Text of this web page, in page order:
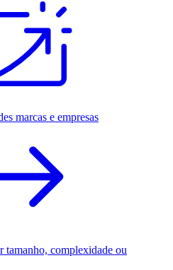
marcas e empresas
tamanho, complexidade ou